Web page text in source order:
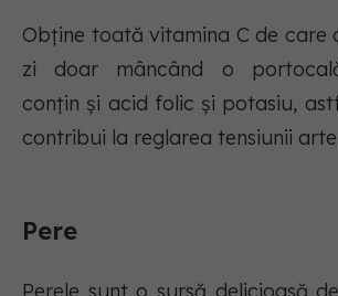
Obține toată vitamina C de care
zi doar mâncând o
conțin și acid folic și potasiu,
contribui la reglarea tensiunii
Pere